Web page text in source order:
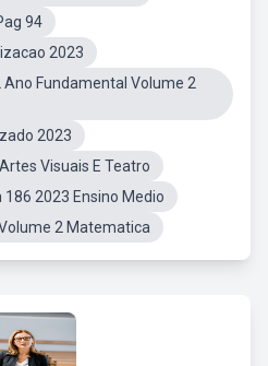
94
2023
Fundamental Volume 2
2023
Visuais E Teatro
2023 Ensino Medio
2 Matematica